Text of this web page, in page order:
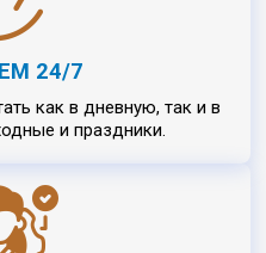
24/7
как в дневную, так и в
и праздники.